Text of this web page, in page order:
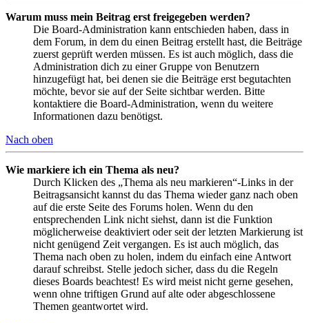
Warum muss mein Beitrag erst freigegeben werden?
Die Board-Administration kann entschieden haben, dass in
dem Forum, in dem du einen Beitrag erstellt hast, die Beiträge
zuerst geprüft werden müssen. Es ist auch möglich, dass die
Administration dich zu einer Gruppe von Benutzern
hinzugefügt hat, bei denen sie die Beiträge erst begutachten
möchte, bevor sie auf der Seite sichtbar werden. Bitte
kontaktiere die Board-Administration, wenn du weitere
Informationen dazu benötigst.
Nach oben
Wie markiere ich ein Thema als neu?
Durch Klicken des „Thema als neu markieren“-Links in der
Beitragsansicht kannst du das Thema wieder ganz nach oben
auf die erste Seite des Forums holen. Wenn du den
entsprechenden Link nicht siehst, dann ist die Funktion
möglicherweise deaktiviert oder seit der letzten Markierung ist
nicht genügend Zeit vergangen. Es ist auch möglich, das
Thema nach oben zu holen, indem du einfach eine Antwort
darauf schreibst. Stelle jedoch sicher, dass du die Regeln
dieses Boards beachtest! Es wird meist nicht gerne gesehen,
wenn ohne triftigen Grund auf alte oder abgeschlossene
Themen geantwortet wird.